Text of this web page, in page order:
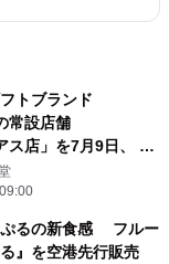
トブランド
常設店舗
ス店」を7月9日、 リ
階にオープン
ぷるの新食感 フルー
』を空港先行販売